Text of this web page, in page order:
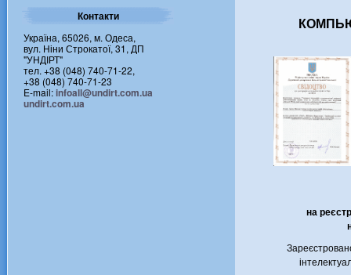
Контакти
Україна, 65026, м. Одеса,
вул. Ніни Строкатої, 31, ДП
"УНДІРТ"
тел. +38 (048) 740-71-22,
+38 (048) 740-71-23
E-mail:infoall@undirt.com.ua
undirt.com.ua
на